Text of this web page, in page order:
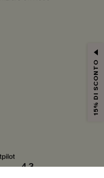
4.3
15% DI SCONTO